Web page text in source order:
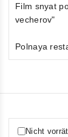
Film snyat
vecherov"
Polnaya
Nicht